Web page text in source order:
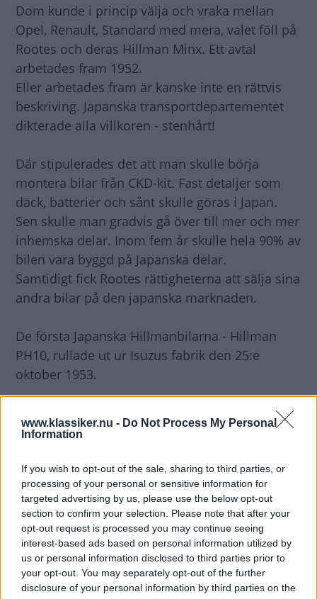
www.klassiker.nu - Do Not Process My Personal
Information
If you wish to opt-out of the sale, sharing to third parties, or
processing of your personal or sensitive information for
targeted advertising by us, please use the below opt-out
section to confirm your selection. Please note that after your
opt-out request is processed you may continue seeing
interest-based ads based on personal information utilized by
us or personal information disclosed to third parties prior to
your opt-out. You may separately opt-out of the further
disclosure of your personal information by third parties on the
Dom kunde i princip välja och vraka mellan
Opel, Renault, Standard med mera, valet föll på
Rootes och deras Hillman Minx. Ett avtal
arbetades fram 1952.
Eller arbetades fram är kanske inte en rättvis
beskriving. Japanska transportdepartementet
dikterade alla villkoren - stenhårt!
Där stipulerades det att man skulle börja
montera bilar från CKD-kit. Fast detaljer som
däck, batterier och sånt skulle göras i Japan.
Sen skulle man gradvis gå över till mer och mer
inhemska delar. Inom fem år skulle hela 90% av
bilen vara byggd på Japanska delar.
Samtidigt fick Rootes rättigheterna att sälja sina
andra bilar på den japanska marknaden.
De första Japanska Hillmanbilarna - Hillman
PH10, rullade ut ur Isuzus fabrik den 25:e
oktober 1953.